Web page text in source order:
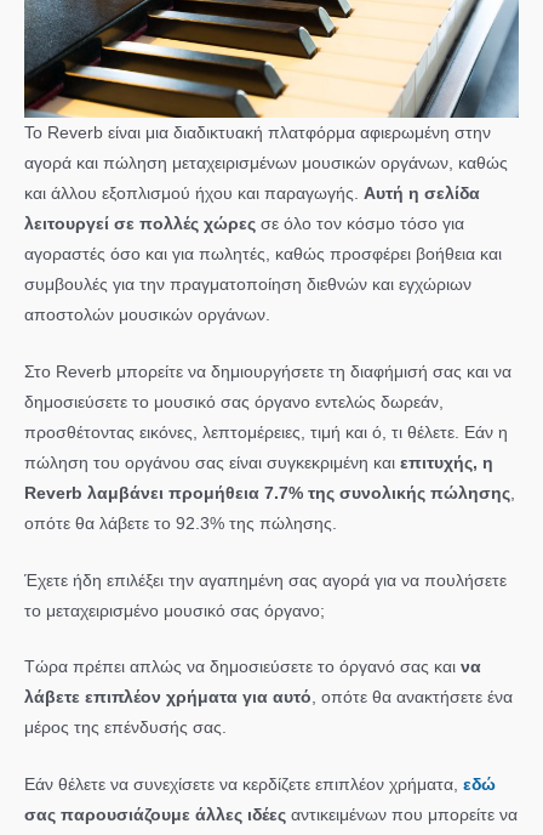
Το Reverb είναι μια διαδικτυακή πλατφόρμα αφιερωμένη στην
αγορά και πώληση μεταχειρισμένων μουσικών οργάνων, καθώς
και άλλου εξοπλισμού ήχου και παραγωγής. Αυτή η σελίδα
λειτουργεί σε πολλές χώρες σε όλο τον κόσμο τόσο για
αγοραστές όσο και για πωλητές, καθώς προσφέρει βοήθεια και
συμβουλές για την πραγματοποίηση διεθνών και εγχώριων
αποστολών μουσικών οργάνων.
Στο Reverb μπορείτε να δημιουργήσετε τη διαφήμισή σας και να
δημοσιεύσετε το μουσικό σας όργανο εντελώς δωρεάν,
προσθέτοντας εικόνες, λεπτομέρειες, τιμή και ό, τι θέλετε. Εάν η
πώληση του οργάνου σας είναι συγκεκριμένη και επιτυχής, η
Reverb λαμβάνει προμήθεια 7.7% της συνολικής πώλησης
οπότε θα λάβετε το 92.3% της πώλησης.
Έχετε ήδη επιλέξει την αγαπημένη σας αγορά για να πουλήσετε
το μεταχειρισμένο μουσικό σας όργανο;
Τώρα πρέπει απλώς να δημοσιεύσετε το όργανό σας και να
λάβετε επιπλέον χρήματα για αυτό, οπότε θα ανακτήσετε ένα
μέρος της επένδυσής σας.
Εάν θέλετε να συνεχίσετε να κερδίζετε επιπλέον χρήματα, εδώ
σας παρουσιάζουμε άλλες ιδέες αντικειμένων που μπορείτε να